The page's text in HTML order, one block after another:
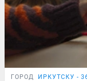
ГОРОД ИРКУТСКУ -